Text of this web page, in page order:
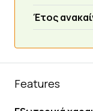
Έτος
Features